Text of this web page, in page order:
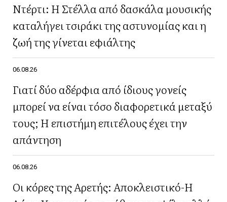
Ντέρτι: Η Στέλλα από δασκάλα μουσικής
καταλήγει τσιράκι της αστυνομίας και η
ζωή της γίνεται εφιάλτης
06.08.26
Γιατί δύο αδέρφια από ίδιους γονείς
μπορεί να είναι τόσο διαφορετικά μεταξύ
τους; Η επιστήμη επιτέλους έχει την
απάντηση
06.08.26
Οι κόρες της Αρετής: Αποκλειστικό-Η